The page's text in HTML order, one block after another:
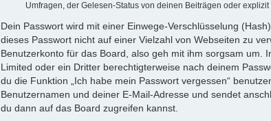
Umfragen, der Gelesen-Status von deinen Beiträgen oder
Dein Passwort wird mit einer Einwege-Verschlüsselung
dieses Passwort nicht auf einer Vielzahl von Webseiten zu
Benutzerkonto für das Board, also geh mit ihm sorgsam um.
Limited oder ein Dritter berechtigterweise nach deinem
du die Funktion „Ich habe mein Passwort vergessen“
Benutzernamen und deiner E-Mail-Adresse und sendet
du dann auf das Board zugreifen kannst.